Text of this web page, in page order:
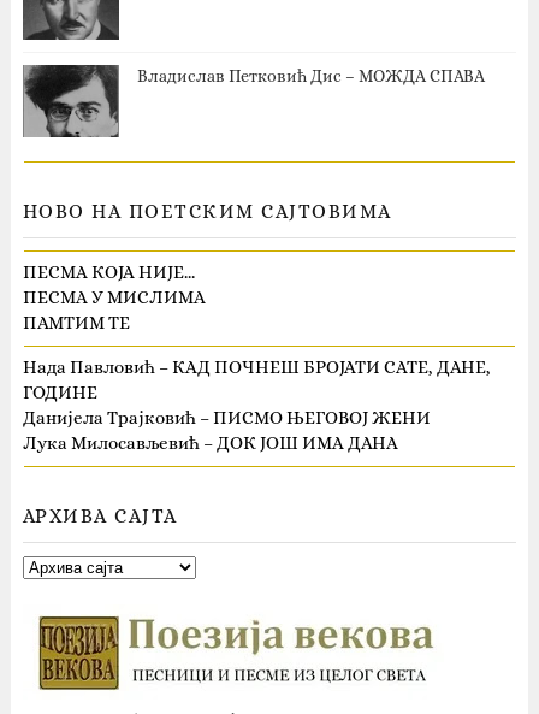
Владислав Петковић Дис – МОЖДА СПАВА
НОВО НА ПОЕТСКИМ САЈТОВИМА
ПЕСМА КОЈА НИЈЕ…
ПЕСМА У МИСЛИМА
ПАМТИМ ТЕ
Нада Павловић – КАД ПОЧНЕШ БРОЈАТИ САТЕ, ДАНЕ,
ГОДИНЕ
Данијела Трајковић – ПИСМО ЊЕГОВОЈ ЖЕНИ
Лука Милосављевић – ДОК ЈОШ ИМА ДАНА
АРХИВА САЈТА